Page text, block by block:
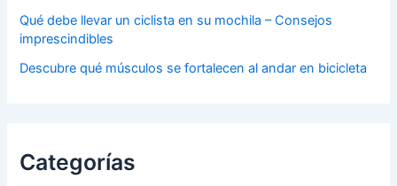
Qué debe llevar un ciclista en su mochila – Consejos
imprescindibles
Descubre qué músculos se fortalecen al andar en bicicleta
Categorías